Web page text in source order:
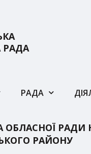
РАДА
РАДА
РАДИ
РАЙОНУ